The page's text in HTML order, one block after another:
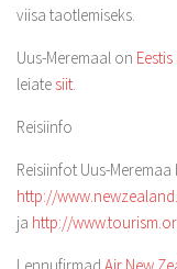
viisa taotlemiseks.
Uus-Meremaal on
leiate siit.
Reisiinfo
Reisiinfot Uus-
http://
ja http://